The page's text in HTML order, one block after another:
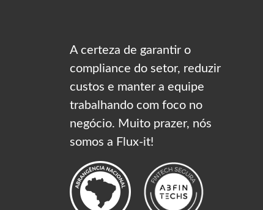
A certeza de garantir o
compliance do setor, reduzir
custos e manter a equipe
trabalhando com foco no
negócio. Muito prazer, nós
somos a Flux-it!